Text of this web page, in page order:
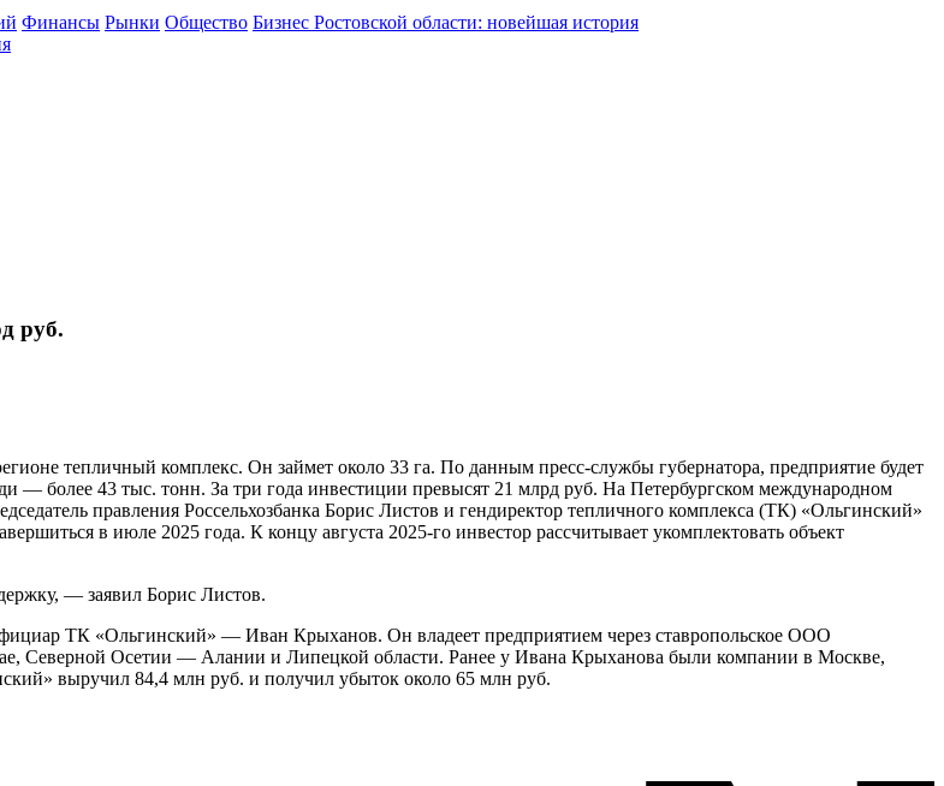
Финансы Рынки Общество Бизнес Ростовской области: новейшая история
руб.
тепличный комплекс. Он займет около 33 га. По данным пресс-службы губернатора, предприятие будет
— более 43 тыс. тонн. За три года инвестиции превысят 21 млрд руб. На Петербургском международном
правления Россельхозбанка Борис Листов и гендиректор тепличного комплекса (ТК) «Ольгинский»
в июле 2025 года. К концу августа 2025-го инвестор рассчитывает укомплектовать объект
— заявил Борис Листов.
ТК «Ольгинский» — Иван Крыханов. Он владеет предприятием через ставропольское ООО
Северной Осетии — Алании и Липецкой области. Ранее у Ивана Крыханова были компании в Москве,
выручил 84,4 млн руб. и получил убыток около 65 млн руб.